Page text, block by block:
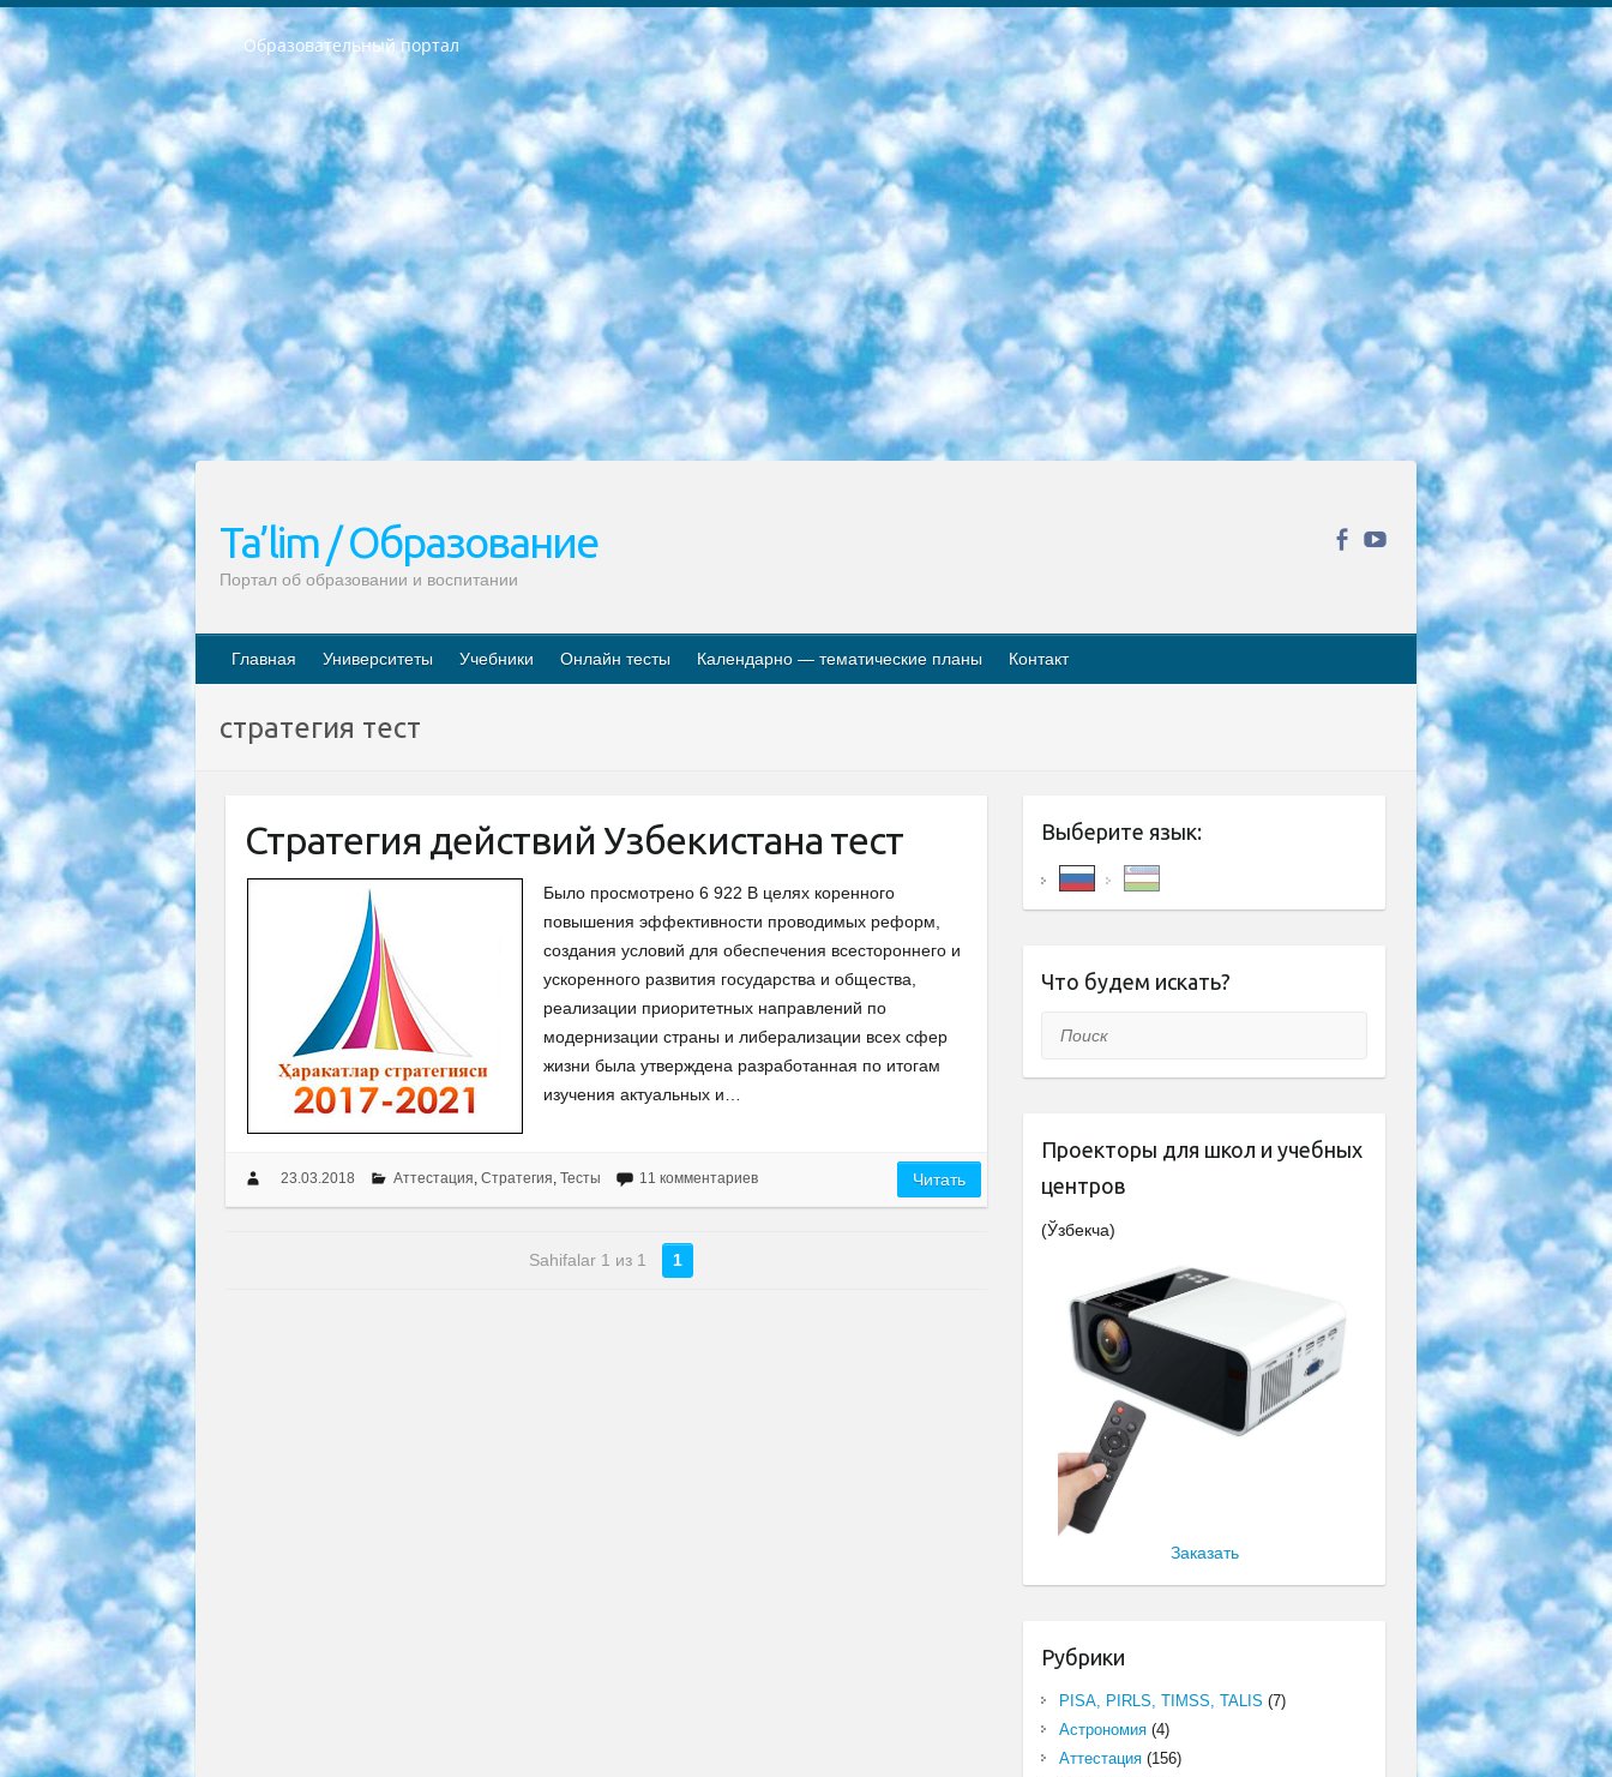
Образовательный портал
РЕСПУБЛИКА УЗБЕКИСТАН МИНИСТРЕРСТВО ДОШКОЛЬНОГО И ШКОЛЬНОГО ОБРАЗОВАНИЯ КОМАНДА в общеобразовательных учреждениях в 2023-2024 учебном году организация и проведение итоговой государственной аттестации обучающихся о Министра дошкольного и школьного образования Республики Узбекистан от 4 марта 2008 года (постановлением Минюста от 20 марта 2008 года № 1778 государственной регистрации) «Итоговое состояние учащихся общего среднего образования на основании положения об утверждении положения об аттестации общего среднего образования выпускной экзамен студентов в образовательных учреждениях в 2023-2024 учебном году В целях организации и прохождения аттестации приказываю: 1. Следующее: перечень предметов, по которым будет проводиться итоговая государственная аттестация и экзамен формы перевода согласно приложению 1; сертификаты международного образца, оценивающие уровень владения иностранными языками перечень согласно приложению 2; 2. Педагогический при специализированных образовательных учреждениях. научно-практический центр квалификации и международной оценки (Д.Давидова) 2024 г. До 25 марта: задания по предметам, по которым будет проводиться итоговая аттестация разработка и утверждение технических условий; итоговая аттестация на основании разработанного предметного задания разработка вопросов по предметам (устно и письменно), экзамен передача; общеобразовательные средние школы и специальные учебные заведения учащиеся выпускных классов школ и интернатов в агентской системе подготовка базы данных экзаменационных материалов и критериев оценки; перевод базы экзаменационных материалов на все языки обучения подать в Республиканский образовательный центр для изготовления; варианты экзаменов на основе разработанных контрольных материалов пусть будут поставлены задачи формирования. 3. Республиканский образовательный центр (Ш.Худайкулов) до 5 апреля 2024 года. до: база данных предоставленных экзаменационных материалов на все языки обучения перевод и экспертиза; для слепых, слабовидящих, глухих, слабослышащих и умственно отсталых детей учащиеся выпускных классов специализированных школ и школ-интернатов база данных экзаменационных материалов на всех преподаваемых языках подготовка критериев оценки; специализированные школы для умственно отсталых детей и технологии для учащихся выпускных классов школ-интернатов разработка соответствующих рекомендаций и критериев проведения ЕГЭ по естествознанию давать задания. 4. Педагогический при специализированных образовательных учреждениях. Научно-практический центр навыков и международной оценки (Д.Давидова), Республика образовательный центр (Худайкулов Ш.) итоговый государственный аттестационный экзамен ориентирован на творческое и логическое мышление при подготовке базы материалов учитывать введение заданий. 5. Следует отметить, что: сертификат государственного образца о знании общеобразовательного предмета и как минимум национальный уровень B1 по предметам на иностранных языках, указанным в Приложении 2. или международно признанный сертификат эквивалентного уровня студенты, изучающие определенный предмет, освобождаются от экзамена; по соответствующим предметам запланирована итоговая государственная аттестация за день до дня, путем жеребьевки Рабочей группой (в письменной форме по предметам, проводимым в форме) из числа сформированных вариантов выбрано 2 варианта; 2 выбранных варианта экзамена анонсированы на официальном сайте министерства и все выпускники по всей стране на основе этих вариантов проводит итоговую государственную аттестацию. 6. Государственное образование учащихся средних общеобразовательных учреждений. знания в соответствии с квалификационными требованиями, которые необходимо приобрести на основании стандартов итоговый (выпускной) контроль для 9 и 11 классов в целях тестирования Экзамены (далее – экзамены) состоят из предметов, перечисленных в приложении 1. будет сделано. 7. Экзамены пройдут с 26 мая по 15 июня 2024 г. (кроме науки физического воспитания). 8. Физическая для учащихся 9 классов общесредних образовательных учреждений. Экзамены по предмету «Образование, квалификация медицина» 1-6 мая 2024 года. сотрудники перевести под присмотр (с отклонениями в физическом или умственном развитии) специализированная школа для детей, школы-интернаты и со сколиозом школы-интернаты санаторного типа для больных детей исключены). 9. Он был слепым, слабовидящим и имел нарушения опорно-двигательного аппарата. экзамены в специализированных школах и интернатах для детей должны проводиться исходя из требований, предъявляемых к общеобразовательным учреждениям (физкультура кроме науки). 10. Специализированная школа для глухих и слабослышащих детей. и экзамены в интернатах и быть реализован в виде письменного теста по математике. 11. Специальность для умственно отсталых детей. Для 9 класса Родной язык и литературное письмо Государственный язык (язык обучения – узбекский). для неклассов) написано Математическое письмо Письменная/устная история Узбекистана Физическое воспитание практично Итоговый контроль Для 11 класса Написание родного языка и литературы (эссе) Математическое письмо Узбекский язык (обучение на узбекском языке) не посещающее общее среднее образование для учреждений)/Образовательное учреждение выбор письменный и устный Иностранный язык письменный/устный Письменная/устная история Узбекистана *По выбору студента:  Химия  Физика  Основы государственного права  География 10 бесплатных образовательных ресурсов - Мы составили подборку онлайн-проектов с интерактивными упражнениями, видеолекциями и статьями. Они помогут вам обрести новые и освежить старые знания бесплатно. 1. «ИНТУИТ» Старейшая образовательная площадка Рунета. Здесь вы найдёте сотни текстовых и видеокурсов на десятки различных тем — от программирования до психологии. Многие курсы подготовлены российскими университетами и крупными международными компаниями вроде Intel и Microsoft. Самостоятельное обучение бесплатное, но желающие могут оплатить услуги персональных наставников. 2. «Смартия» знакомит с актуальными профессиями и подсказывает, как им обучаться. Выбрав заинтересовавшую вас специальность — SMM-специалист, фотограф, веб-дизайнер или другую, — увидите список необходимых для неё умений. Чтобы вы могли освоить их самостоятельно, для каждого умения площадка отображает подборку ссылок на учебные материалы. Хотя «Смартия» ориентируется на русскоязычную аудиторию, часть контента всё же доступна только на английском. 3. «Лекторий Физтеха» Проект Московского физико-технического института (Физтеха). С его помощью вы можете смотреть онлайн серии лекций, записанные на видео в этом вузе. В числе доступных предметов — физика, биология, химия, информационные технологии и другие. К некоторым лекциям администрация ресурса прилагает готовые конспекты, которые можно скачивать в PDF-формате. 4. ITMOcourses Онлайн-площадка Санкт-Петербургского национального исследовательского университета информационных технологий, механики и оптики (ИТМО). Ресурс предоставляет свободный доступ к курсам, разработанным в этом вузе. Каталог материалов разбит на четыре категории: «Оптические системы и технологии», «Приборостроение и робототехника», «Информационные технологии» и «Биотехнологии». Курсы состоят из видеолекций, интерактивных демонстраций и заданий. 5. «КиберЛенинка» Электронная научная библиотека открытого доступа. Каталог площадки регулярно обрастает текстами статей из различных научных изданий. Сгруппированные по журналам и рубрикам публикации можно читать онлайн или скачивать целиком в PDF-формате. Проект нацелен на популяризацию науки за счёт открытого доступа к качественной информации. 6. «ПостНаука» На этом ресурсе публикуют подборки видеолекций, составленные экспертами из разных отраслей и объединённые общими темами. Среди них, к примеру, есть серии «Биоинформатика и геномика», «Культура средневековой Скандинавии» и Cinema Studies о теории кино. Каждая подборка лекций — логически связанная история, рассказанная экспертом от первого лица. Кроме того, на сайте появляются научно-образовательные статьи и тесты на разные темы. 7. «Newочём» Команда проекта «Newочём» отбирает самые интересные тексты из англоязычных СМИ и переводит те из них, за которые голосуют участники сообщества «ВКонтакте». По большей части это научно-популярные статьи. Редакторы придумывают лишь заголовки, в остальном содержание переводов соответствует оригиналам. Полные тексты можно читать прямо в социальной сети. 8. InternetUrok Онлайн-база материалов по основным дисциплинам школьной программы. Информация на сайте структурирована по классам, предметам и темам (урокам). Каждый урок состоит из видеолекций и конспектов. Есть также интерактивные тренажёры и тесты для закрепления пройденного материала. Даже если вы давно окончили школу, возможность повторить программу старших классов всегда может пригодиться. 9. Edutainme Ещё один ресурс об образовании. В отличие от Newtonew, как мне кажется, Edutainme больше ориентируется на представителей индустрии: педагогов, предпринимателей, разработчиков образовательных проектов. Но и любой, кто просто стремится к саморазвитию, найдёт на сайте много полезного и интересного для себя. Например, информацию о новых курсах и образовательных сервисах. 10. Newtonew Онлайн-медиа об образовании и обучении в широком смысле. Авторы Newtonew пишут об инструментах, заведениях, тактиках и стратегиях, которые помогают учить других и получать новые знания самостоятельно. На этой площадке вы найдёте новости, обзоры, аналитические мат
Ta’lim / Образование
Портал об образовании и воспитании
Главная Университеты Учебники Онлайн тесты Календарно — тематические планы Контакт
стратегия тест
Стратегия действий Узбекистана тест
Было просмотрено 6 922 В целях коренного
повышения эффективности проводимых реформ,
создания условий для обеспечения всестороннего и
ускоренного развития государства и общества,
реализации приоритетных направлений по
модернизации страны и либерализации всех сфер
жизни была утверждена разработанная по итогам
изучения актуальных и…
23.03.2018 Аттестация, Стратегия, Тесты 11 комментариев Читать
Sahifalar 1 из 1 1
Выберите язык:
Что будем искать?
Поиск
Проекторы для школ и учебных
центров
(Ўзбекча)
Заказать
Рубрики
PISA, PIRLS, TIMSS, TALIS (7)
Астрономия(4)
Аттестация(156)